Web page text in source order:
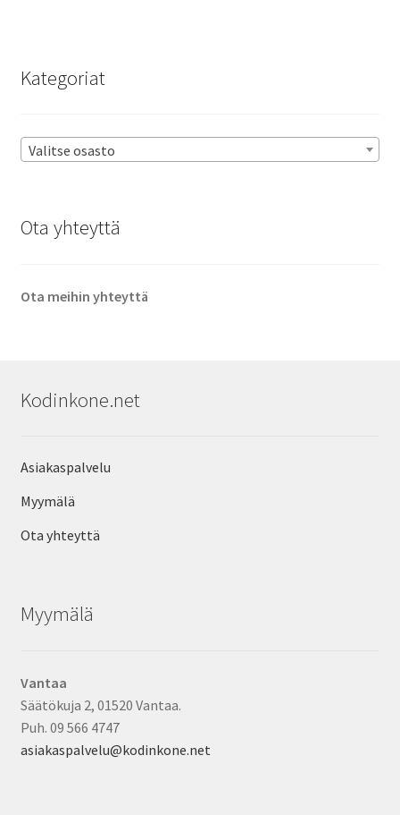
Kategoriat
Valitse osasto
Ota yhteyttä
Ota meihin yhteyttä
Kodinkone.net
Asiakaspalvelu
Myymälä
Ota yhteyttä
Myymälä
Vantaa
Säätökuja 2, 01520 Vantaa.
Puh. 09 566 4747
asiakaspalvelu@kodinkone.net